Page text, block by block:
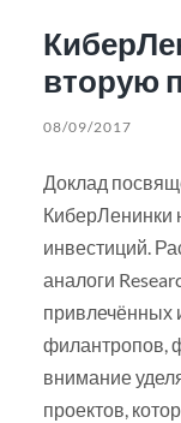
вторую
08/09/2017
Доклад
КиберЛенинки
инвестиций.
аналоги
привлечённых
филантропов,
внимание
проектов,